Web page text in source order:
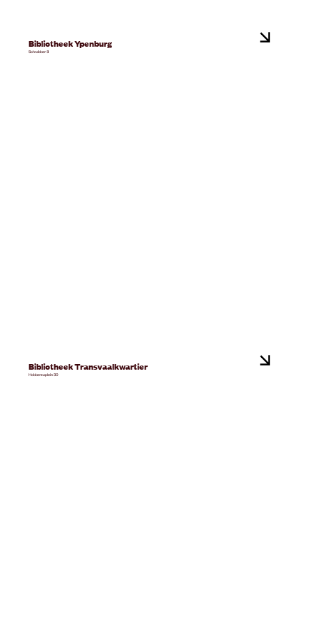
Bibliotheek Ypenburg
Schrabber 8
Bibliotheek Transvaalkwartier
Hobbemaplein 30